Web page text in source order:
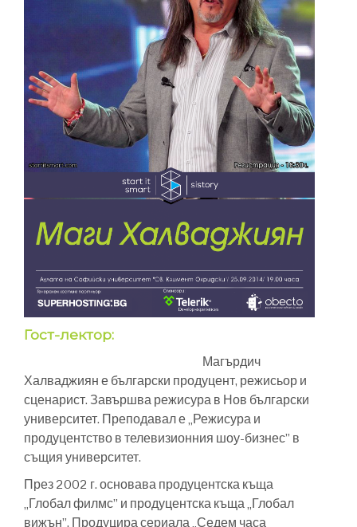
Гост-лектор:
Магърдич
Халваджиян е български продуцент, режисьор и
сценарист. Завършва режисура в Нов български
университет. Преподавал е „Режисура и
продуцентство в телевизионния шоу-бизнес” в
същия университет.
През 2002 г. основава продуцентска къща
„Глобал филмс” и продуцентска къща „Глобал
вижън”. Продуцира сериала „Седем часа